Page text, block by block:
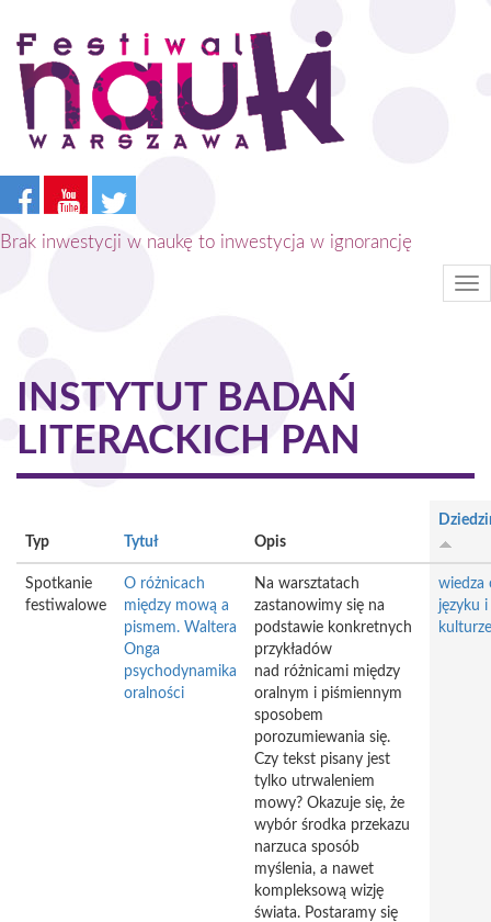
Przejdź
treści
Brak inwestycji w naukę to inwestycja w ignorancję
INSTYTUT BADAŃ
LITERACKICH PAN
Typ Tytuł Opis
Spotkanie
festiwalowe
O różnicach
między mową a
pismem. Waltera
Onga
psychodynamika
oralności
Na warsztatach
zastanowimy się na
podstawie konkretnych
przykładów
nad różnicami między
oralnym i piśmiennym
sposobem
porozumiewania się.
Czy tekst pisany jest
tylko utrwaleniem
mowy? Okazuje się, że
wybór środka przekazu
narzuca sposób
myślenia, a nawet
kompleksową wizję
świata. Postaramy się
wiedza
języku i
kulturze